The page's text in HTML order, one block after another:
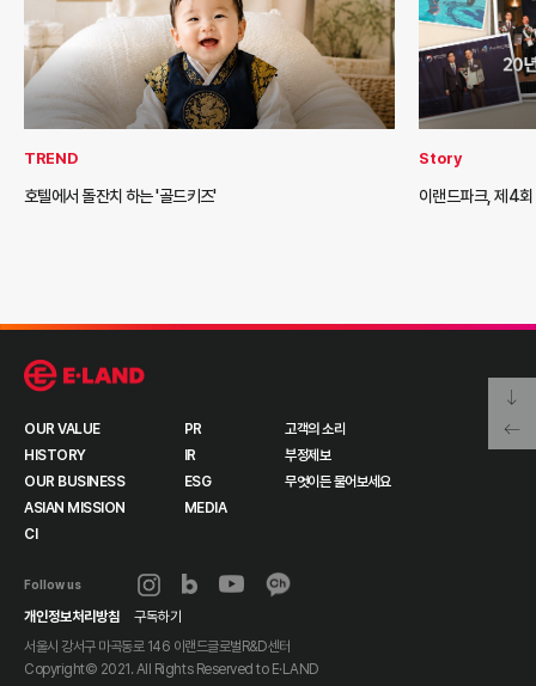
TREND
호텔에서 돌잔치 하는 '골드키즈'
Story
이랜드파크, 제4회
OUR VALUE
HISTORY
OUR BUSINESS
ASIAN MISSION
CI
PR
IR
ESG
MEDIA
고객의 소리
부정제보
무엇이든 물어보세요
Follow us
개인정보처리방침
구독하기
서울시 강서구 마곡동로 146 이랜드글로벌R&D센터
Copyright© 2021. All Rights Reserved to E·LAND